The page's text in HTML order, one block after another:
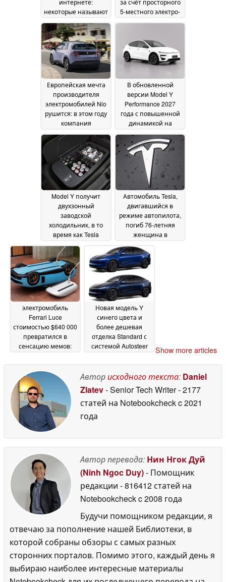
интернете:
некоторые называют
Cybertruck»13 July 2026
за счёт просторного
5-местного электро-
12 July 2026
Европейская мечта
производителя
электромобилей Nio
рушится: в этом году
компания
всего 45
автомобилей по
всей Европе12 July
2026
В обновленной
версии Model Y
Performance 2027
года с повышенной
динамикой на
передается больше
мощности10 July 2026
Model Y получит
двухзонный
заводской
холодильник, в то
время как Tesla
надувным матрасом
05 July 2026
Автомобиль Tesla,
двигавшийся в
режиме автопилота,
погиб 76-летняя
женщина в
дома в Техасе
2026
электромобиль
Ferrari Luce
стоимостью $640 000
превратился в
сенсацию мемов:
или волшебная
мышь?
27 May 2026
Новая модель Y
синего цвета и
более дешевая
отделка Standard с
системой Autosteer
Show more articles
Авторисходного текста: Daniel
Zlatev- Senior Tech Writer- 2177
статей на Notebookcheckc 2021
года
Автор перевода: Нин Нгок Дуй
(Ninh Ngoc Duy)- Помощник
редакции - 816412 статей на
Notebookcheckc 2008 года
Будучи помощником редакции, я
отвечаю за пополнение нашей Библиотеки, в
которой собраны обзоры с самых разных
сторонних порталов. Помимо этого, каждый день я
выбираю наиболее интересные материалы